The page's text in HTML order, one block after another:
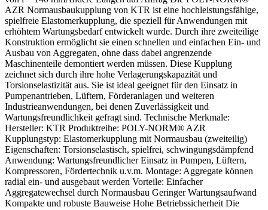
AZR Normausbaukupplung von KTR ist eine hochleistungsfähige,
spielfreie Elastomerkupplung, die speziell für Anwendungen mit
erhöhtem Wartungsbedarf entwickelt wurde. Durch ihre zweiteilige
Konstruktion ermöglicht sie einen schnellen und einfachen Ein- und
Ausbau von Aggregaten, ohne dass dabei angrenzende
Maschinenteile demontiert werden müssen. Diese Kupplung
zeichnet sich durch ihre hohe Verlagerungskapazität und
Torsionselastizität aus. Sie ist ideal geeignet für den Einsatz in
Pumpenantrieben, Lüftern, Förderanlagen und weiteren
Industrieanwendungen, bei denen Zuverlässigkeit und
Wartungsfreundlichkeit gefragt sind. Technische Merkmale:
Hersteller: KTR Produktreihe: POLY-NORM® AZR
Kupplungstyp: Elastomerkupplung mit Normausbau (zweiteilig)
Eigenschaften: Torsionselastisch, spielfrei, schwingungsdämpfend
Anwendung: Wartungsfreundlicher Einsatz in Pumpen, Lüftern,
Kompressoren, Fördertechnik u.v.m. Montage: Aggregate können
radial ein- und ausgebaut werden Vorteile: Einfacher
Aggregatewechsel durch Normausbau Geringer Wartungsaufwand
Kompakte und robuste Bauweise Hohe Betriebssicherheit Die